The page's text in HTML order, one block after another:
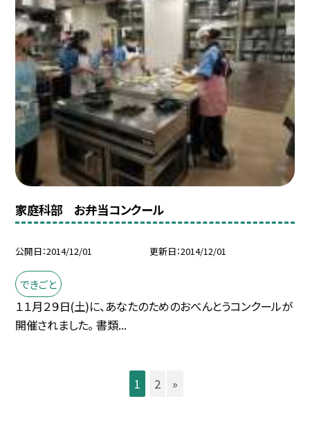
家庭科部 お弁当コンクール
公開日 2014/12/01 更新日 2014/12/01
できごと
１１月２９日(土)に、あなたのためのおべんとうコンクールが
開催されました。 書類...
1 2 »